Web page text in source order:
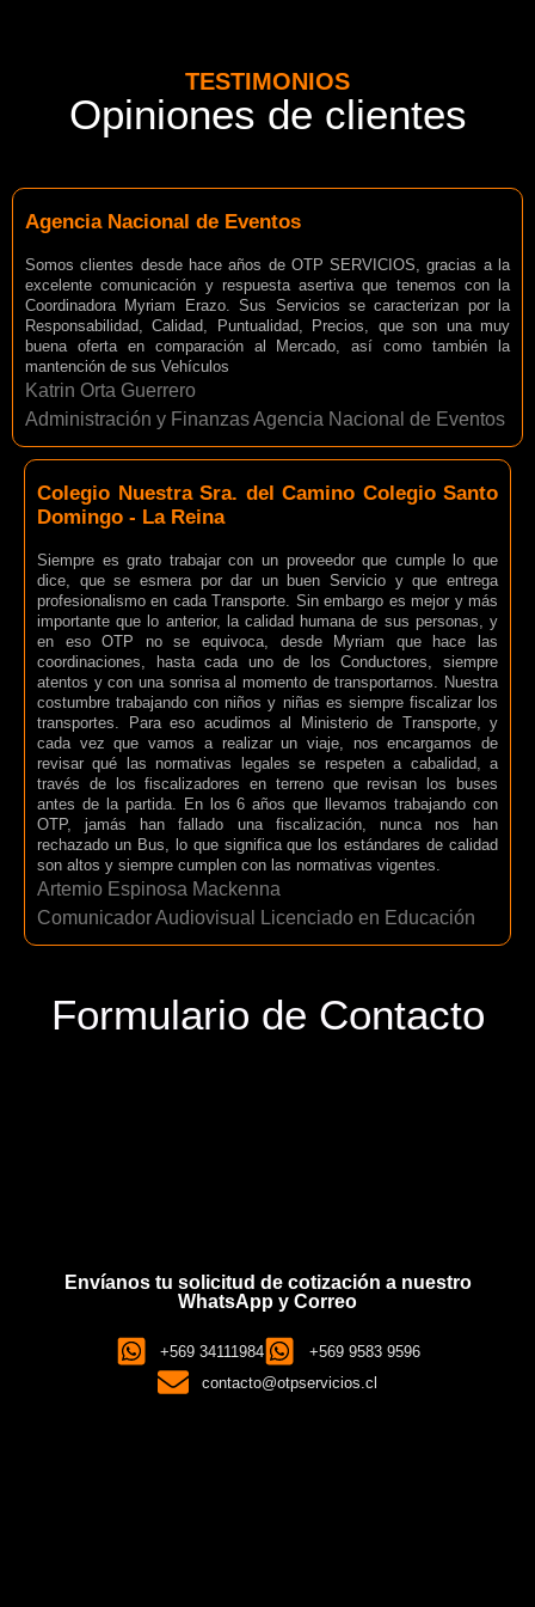
TESTIMONIOS
Opiniones de clientes
Agencia Nacional de Eventos
Somos clientes desde hace años de OTP SERVICIOS, gracias a la
excelente comunicación y respuesta asertiva que tenemos con la
Coordinadora Myriam Erazo. Sus Servicios se caracterizan por la
Responsabilidad, Calidad, Puntualidad, Precios, que son una muy
buena oferta en comparación al Mercado, así como también la
mantención de sus Vehículos
Katrin Orta Guerrero
Administración y Finanzas Agencia Nacional de Eventos
Colegio Nuestra Sra. del Camino Colegio Santo
Domingo - La Reina
Siempre es grato trabajar con un proveedor que cumple lo que
dice, que se esmera por dar un buen Servicio y que entrega
profesionalismo en cada Transporte. Sin embargo es mejor y más
importante que lo anterior, la calidad humana de sus personas, y
en eso OTP no se equivoca, desde Myriam que hace las
coordinaciones, hasta cada uno de los Conductores, siempre
atentos y con una sonrisa al momento de transportarnos. Nuestra
costumbre trabajando con niños y niñas es siempre fiscalizar los
transportes. Para eso acudimos al Ministerio de Transporte, y
cada vez que vamos a realizar un viaje, nos encargamos de
revisar qué las normativas legales se respeten a cabalidad, a
través de los fiscalizadores en terreno que revisan los buses
antes de la partida. En los 6 años que llevamos trabajando con
OTP, jamás han fallado una fiscalización, nunca nos han
rechazado un Bus, lo que significa que los estándares de calidad
son altos y siempre cumplen con las normativas vigentes.
Artemio Espinosa Mackenna
Comunicador Audiovisual Licenciado en Educación
Formulario de Contacto
Envíanos tu solicitud de cotización a nuestro
WhatsApp y Correo
+569 34111984
+569 9583 9596
contacto@otpservicios.cl